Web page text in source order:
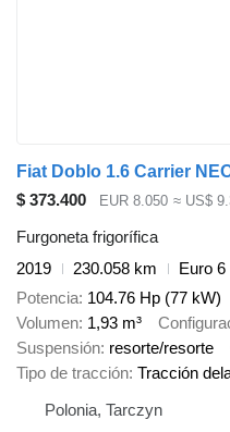
Fiat Doblo 1.6 Carrier
$ 373.400
EUR 8.050 ≈ US$
Furgoneta frigorífica
2019
230.058 km
Euro 6
Potencia 104.76 Hp (77 kW)
Volumen 1,93 m³
Suspensión resorte/resorte
Tipo de tracción Tracción
Polonia, Tarczyn